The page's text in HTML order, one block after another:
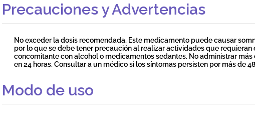
Precauciones y Advertencias
No exceder la dosis recomendada. Este medicamento puede causar
por lo que se debe tener precaución al realizar actividades que requieran
concomitante con alcohol o medicamentos sedantes. No administrar
en 24 horas. Consultar a un médico si los síntomas persisten por más de
Modo de uso